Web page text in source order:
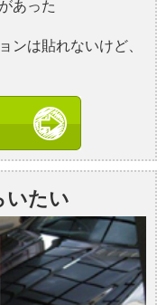
あった
ンは貼れないけど、
いたい